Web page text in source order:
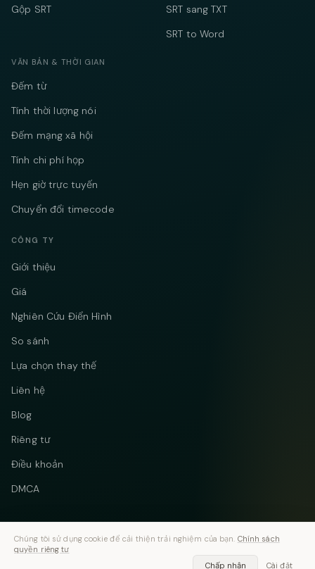
Gộp SRT
SRT sang TXT
SRT to Word
VĂN BẢN & THỜI GIAN
Đếm từ
Tính thời lượng nói
Đếm mạng xã hội
Tính chi phí họp
Hẹn giờ trực tuyến
Chuyển đổi timecode
CÔNG TY
Giới thiệu
Giá
Nghiên Cứu Điển Hình
So sánh
Lựa chọn thay thế
Liên hệ
Blog
Riêng tư
Điều khoản
DMCA
© 2026 Vastflow. Đã đăng ký bản quyền. TelegramInstagram
Chúng tôi sử dụng cookie để cải thiện trải nghiệm của bạn. Chính sách
quyền riêng tư
Chấp nhận
Cài đặt